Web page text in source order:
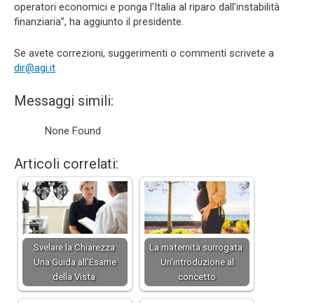
operatori economici e ponga l’Italia al riparo dall’instabilità
finanziaria”, ha aggiunto il presidente.
Se avete correzioni, suggerimenti o commenti scrivete a
dir@agi.it
Messaggi simili:
None Found
Articoli correlati:
Svelare la Chiarezza:
Una Guida all'Esame
della Vista
La maternità surrogata:
Un'introduzione al
concetto